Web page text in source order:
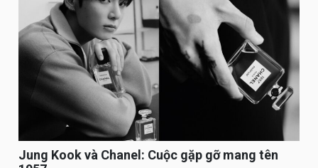
Jung Kook và Chanel: Cuộc gặp gỡ mang tên